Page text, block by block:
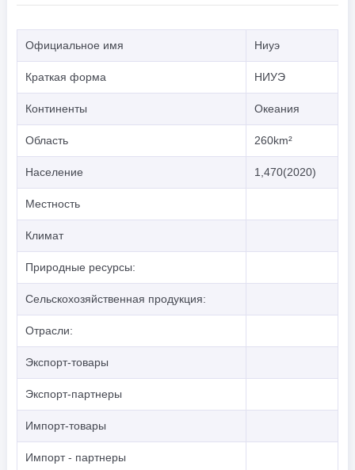
Официальное имя Ниуэ
Краткая форма НИУЭ
Континенты Океания
Область 260km²
Население 1,470(2020)
Местность
Климат
Природные ресурсы:
Сельскохозяйственная продукция:
Отрасли:
Экспорт-товары
Экспорт-партнеры
Импорт-товары
Импорт - партнеры